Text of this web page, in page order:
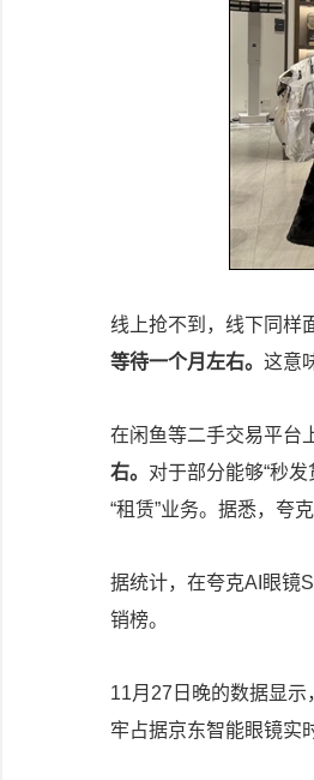
线上抢不到，线下同样
等待一个月左右。 这意
在闲鱼等二手交易平台
右。 对于部分能够“秒
“租赁”业务。据悉，夸
据统计，在夸克AI眼镜
销榜。
11月27日晚的数据显
牢占据京东智能眼镜实